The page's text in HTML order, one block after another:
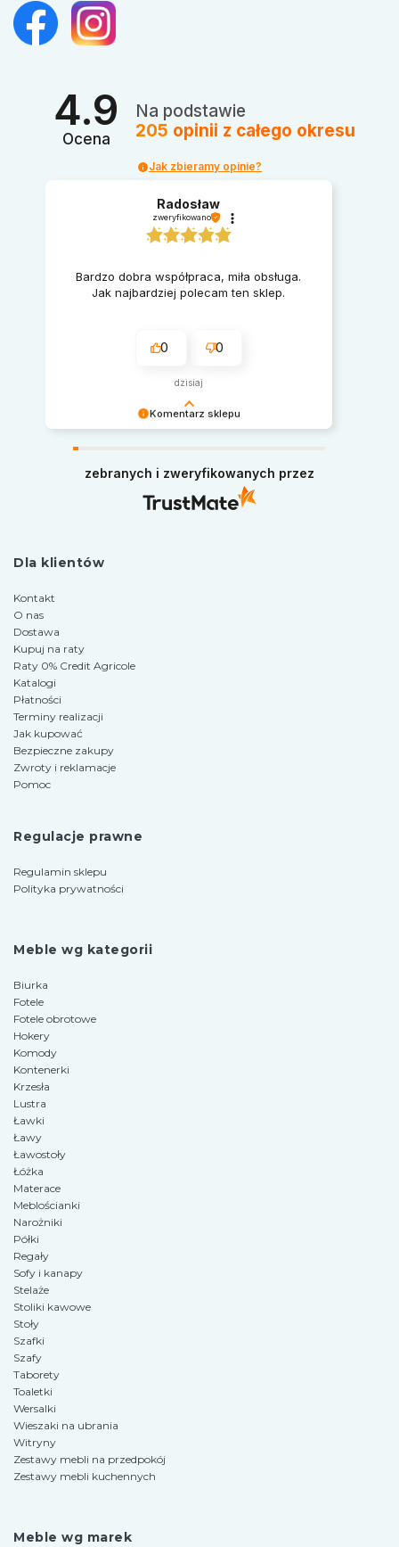
4.9
Ocena
Na podstawie
205 opinii z całego okresu
Jak zbieramy opinie?
Komentarz sklepu
w naszym sklepie.
Radosław
zweryfikowano
Bardzo dobra współpraca, miła obsługa.
Jak najbardziej polecam ten sklep.
0 0
dzisiaj
zebranych i zweryfikowanych przez
Dla klientów
Kontakt
O nas
Dostawa
Kupuj na raty
Raty 0% Credit Agricole
Katalogi
Płatności
Terminy realizacji
Jak kupować
Bezpieczne zakupy
Zwroty i reklamacje
Pomoc
Regulacje prawne
Regulamin sklepu
Polityka prywatności
Meble wg kategorii
Biurka
Fotele
Fotele obrotowe
Hokery
Komody
Kontenerki
Krzesła
Lustra
Ławki
Ławy
Ławostoły
Łóżka
Materace
Meblościanki
Narożniki
Półki
Regały
Sofy i kanapy
Stelaże
Stoliki kawowe
Stoły
Szafki
Szafy
Taborety
Toaletki
Wersalki
Wieszaki na ubrania
Witryny
Zestawy mebli na przedpokój
Zestawy mebli kuchennych
Meble wg marek